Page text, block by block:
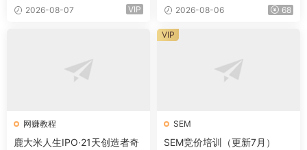
2026-08-07 VIP 2026-08-06 68
网赚教程
鹿大米人生IPO·21天创造者奇
SEM
SEM竞价培训（更新7月）
VIP